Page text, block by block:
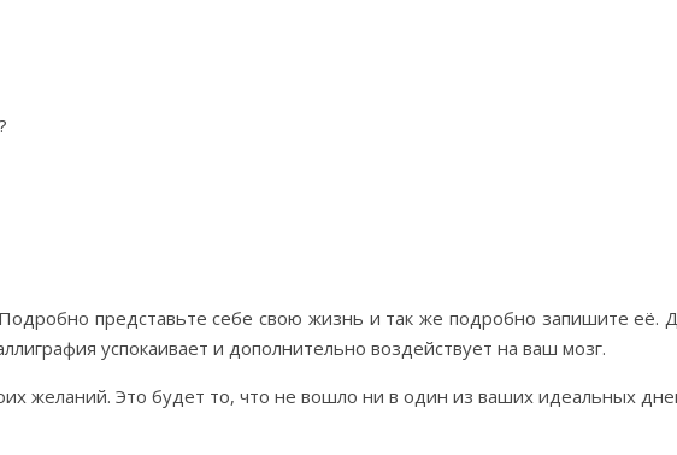
представьте себе свою жизнь и так же подробно запишите её.
успокаивает и дополнительно воздействует на ваш мозг.
желаний. Это будет то, что не вошло ни в один из ваших идеальных